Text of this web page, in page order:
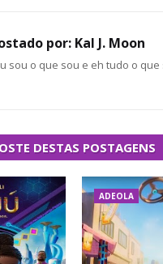
por: Kal J. Moon
sou o que sou e eh tudo o
DESTAS POSTAGENS
ADEOLA